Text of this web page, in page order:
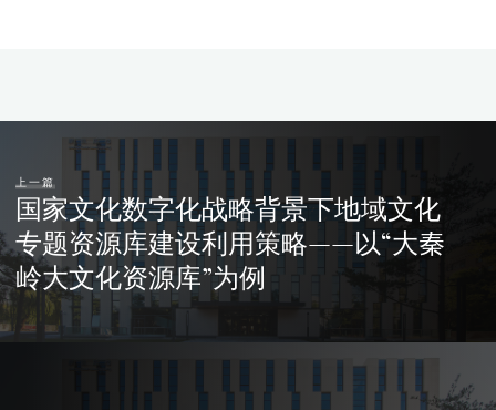
上一篇
国家文化数字化战略背景下地域文化
专题资源库建设利用策略——以“大秦
岭大文化资源库”为例